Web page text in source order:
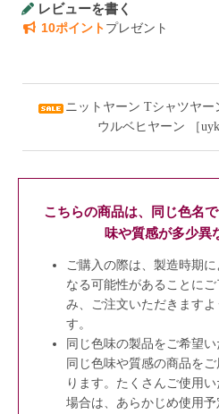
レビューを書く
10ポイントプレゼント
ニットヤーン Tシャツヤー
ウルベヒヤーン ［
こちらの商品は、同じ色名
味や質感が多少異
ご購入の際は、製造時期
なる可能性があることに
み、ご注文いただきます
す。
同じ色味の製品をご希望
同じ色味や質感の商品を
ります。たくさんご使用
場合は、あらかじめ使用